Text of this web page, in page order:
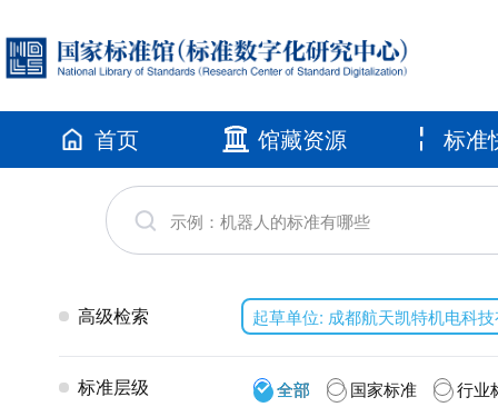
首页 馆藏资源 标准
高级检索 起草单位: 成都航天凯特机电科
标准层级 全部 国家标准
行业